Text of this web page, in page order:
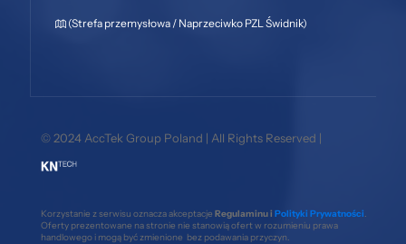
(Strefa przemysłowa / Naprzeciwko PZL Świdnik)
© 2024 AccTek Group Poland | All Rights Reserved |
Korzystanie z serwisu oznacza akceptacje Regulaminu i Polityki Prywatności
Oferty prezentowane na stronie nie stanowią ofert w rozumieniu prawa
handlowego i mogą być zmienione bez podawania przyczyn.